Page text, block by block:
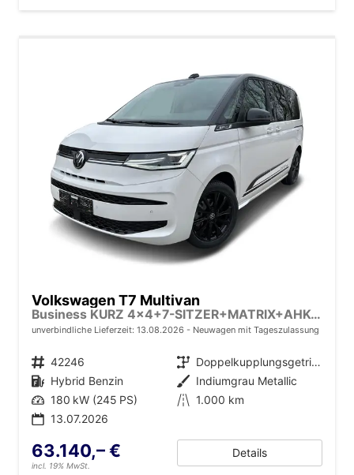
Volkswagen T7 Multivan
Business KURZ 4x4+7-SITZER+MATRIX+AHK+KAMERA+SHZ+17" ALU
unverbindliche Lieferzeit: 13.08.2026 Neuwagen mit Tageszulassung
Fahrzeugnr. 42246 Getriebe
Doppelkupplungsgetriebe (DSG)
Kraftstoff Hybrid Benzin Außenfarbe Indiumgrau Metallic
Leistung 180 kW (245 PS) Kilometerstand 1.000 km
13.07.2026
63.140,– €
incl. 19% MwSt.
Details